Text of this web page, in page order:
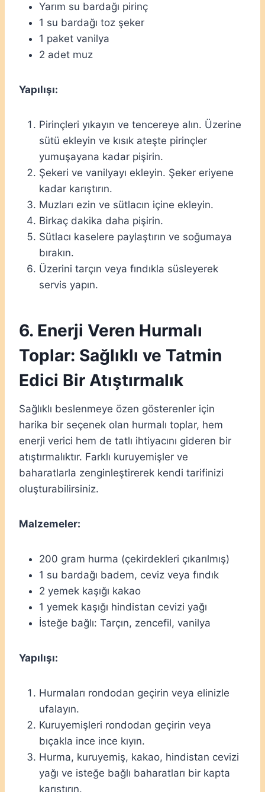
Yarım su bardağı pirinç
1 su bardağı toz şeker
1 paket vanilya
2 adet muz
Yapılışı:
Pirinçleri yıkayın ve tencereye alın. Üzerine
sütü ekleyin ve kısık ateşte pirinçler
yumuşayana kadar pişirin.
Şekeri ve vanilyayı ekleyin. Şeker eriyene
kadar karıştırın.
Muzları ezin ve sütlacın içine ekleyin.
Birkaç dakika daha pişirin.
Sütlacı kaselere paylaştırın ve soğumaya
bırakın.
Üzerini tarçın veya fındıkla süsleyerek
servis yapın.
6. Enerji Veren Hurmalı
Toplar: Sağlıklı ve Tatmin
Edici Bir Atıştırmalık
Sağlıklı beslenmeye özen gösterenler için
harika bir seçenek olan hurmalı toplar, hem
enerji verici hem de tatlı ihtiyacını gideren bir
atıştırmalıktır. Farklı kuruyemişler ve
baharatlarla zenginleştirerek kendi tarifinizi
oluşturabilirsiniz.
Malzemeler:
200 gram hurma (çekirdekleri çıkarılmış)
1 su bardağı badem, ceviz veya fındık
2 yemek kaşığı kakao
1 yemek kaşığı hindistan cevizi yağı
İsteğe bağlı: Tarçın, zencefil, vanilya
Yapılışı:
Hurmaları rondodan geçirin veya elinizle
ufalayın.
Kuruyemişleri rondodan geçirin veya
bıçakla ince ince kıyın.
Hurma, kuruyemiş, kakao, hindistan cevizi
yağı ve isteğe bağlı baharatları bir kapta
karıştırın.